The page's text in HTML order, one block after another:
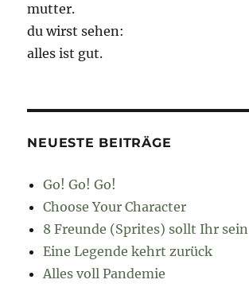
mutter.
du wirst sehen:
alles ist gut.
NEUESTE BEITRÄGE
Go! Go! Go!
Choose Your Character
8 Freunde (Sprites) sollt Ihr sein
Eine Legende kehrt zurück
Alles voll Pandemie